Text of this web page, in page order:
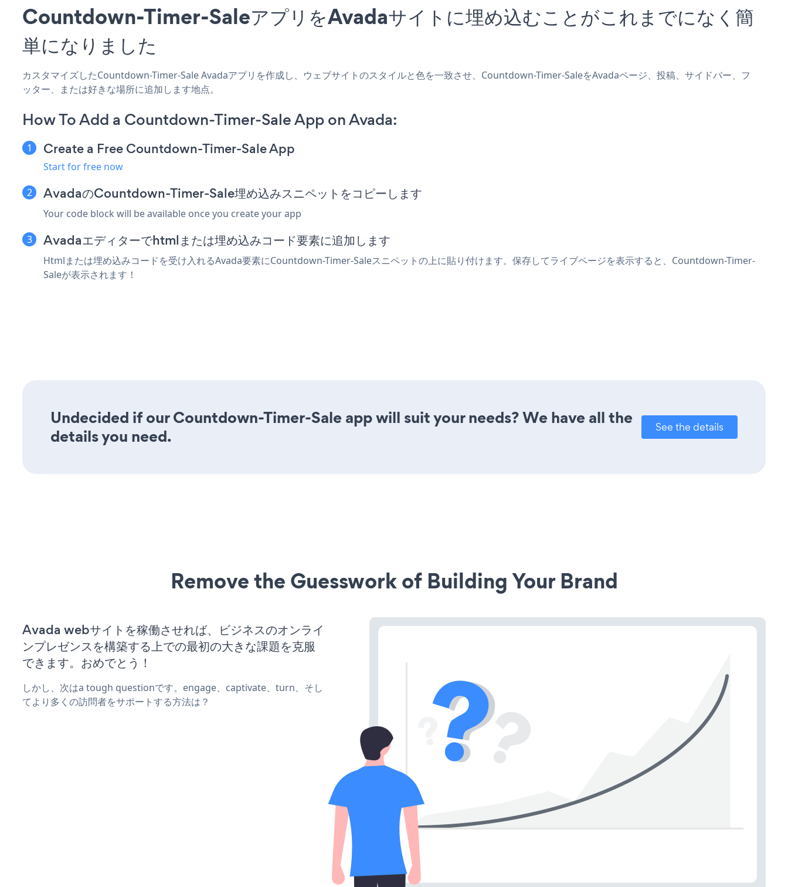
Countdown-Timer-SaleアプリをAvadaサイトに埋め込むことがこれまでになく簡
単になりました
カスタマイズしたCountdown-Timer-Sale Avadaアプリを作成し、ウェブサイトのスタイルと色を一致させ、Countdown-Timer-SaleをAvadaページ、投稿、サイドバー、フ
ッター、または好きな場所に追加します地点。
How To Add a Countdown-Timer-Sale App on Avada:
Create a Free Countdown-Timer-Sale App
Start for free now
AvadaのCountdown-Timer-Sale埋め込みスニペットをコピーします
Your code block will be available once you create your app
Avadaエディターでhtmlまたは埋め込みコード要素に追加します
Htmlまたは埋め込みコードを受け入れるAvada要素にCountdown-Timer-Saleスニペットの上に貼り付けます。保存してライブページを表示すると、Countdown-Timer-
Saleが表示されます！
Undecided if our Countdown-Timer-Sale app will suit your needs? We have all the
details you need.
See the details
Remove the Guesswork of Building Your Brand
Avada webサイトを稼働させれば、ビジネスのオンライ
ンプレゼンスを構築する上での最初の大きな課題を克服
できます。おめでとう！
しかし、次はa tough questionです。engage、captivate、turn、そし
てより多くの訪問者をサポートする方法は？